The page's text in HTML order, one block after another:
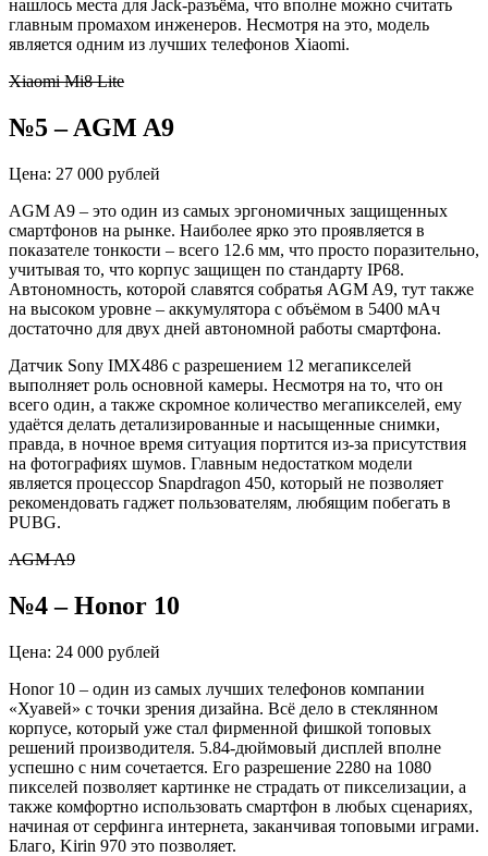
нашлось места для Jack-разъёма, что вполне можно считать
главным промахом инженеров. Несмотря на это, модель
является одним из лучших телефонов Xiaomi.
Xiaomi Mi8 Lite
№5 – AGM A9
Цена: 27 000 рублей
AGM A9 – это один из самых эргономичных защищенных
смартфонов на рынке. Наиболее ярко это проявляется в
показателе тонкости – всего 12.6 мм, что просто поразительно,
учитывая то, что корпус защищен по стандарту IP68.
Автономность, которой славятся собратья AGM A9, тут также
на высоком уровне – аккумулятора с объёмом в 5400 мАч
достаточно для двух дней автономной работы смартфона.
Датчик Sony IMX486 с разрешением 12 мегапикселей
выполняет роль основной камеры. Несмотря на то, что он
всего один, а также скромное количество мегапикселей, ему
удаётся делать детализированные и насыщенные снимки,
правда, в ночное время ситуация портится из-за присутствия
на фотографиях шумов. Главным недостатком модели
является процессор Snapdragon 450, который не позволяет
рекомендовать гаджет пользователям, любящим побегать в
PUBG.
AGM A9
№4 – Honor 10
Цена: 24 000 рублей
Honor 10 – один из самых лучших телефонов компании
«Хуавей» с точки зрения дизайна. Всё дело в стеклянном
корпусе, который уже стал фирменной фишкой топовых
решений производителя. 5.84-дюймовый дисплей вполне
успешно с ним сочетается. Его разрешение 2280 на 1080
пикселей позволяет картинке не страдать от пикселизации, а
также комфортно использовать смартфон в любых сценариях,
начиная от серфинга интернета, заканчивая топовыми играми.
Благо, Kirin 970 это позволяет.